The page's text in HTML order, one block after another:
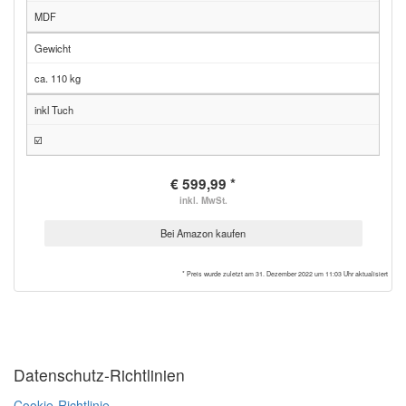
MDF
Gewicht
ca. 110 kg
inkl Tuch
☑️
€ 599,99 *
inkl. MwSt.
Bei Amazon kaufen
* Preis wurde zuletzt am 31. Dezember 2022 um 11:03 Uhr aktualisiert
Datenschutz-Richtlinien